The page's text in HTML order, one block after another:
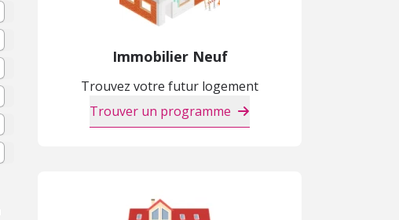
Immobilier Neuf
Trouvez votre futur logement
Trouver un programme